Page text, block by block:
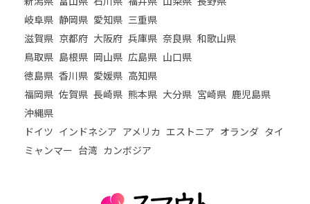
岐阜県 静岡県 愛知県 三重県
滋賀県 京都府 大阪府 兵庫県 奈良県 和歌山県
鳥取県 島根県 岡山県 広島県 山口県
徳島県 香川県 愛媛県 高知県
福岡県 佐賀県 長崎県 熊本県 大分県 宮崎県 鹿児島県
沖縄県
ドイツ インドネシア アメリカ エストニア オランダ タイ
ミャンマー 台湾 カンボジア